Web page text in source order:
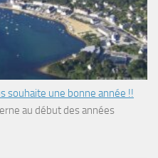
souhaite une bonne année !!
au début des années